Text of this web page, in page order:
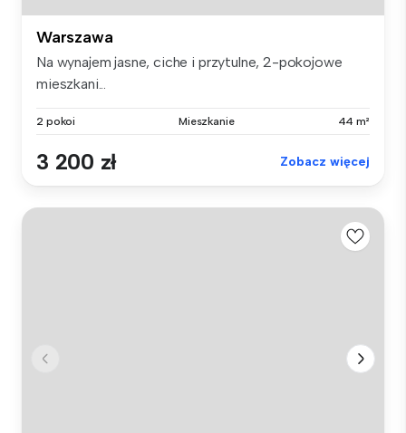
Warszawa
Na wynajem jasne, ciche i przytulne, 2-pokojowe
mieszkani...
2 pokoi Mieszkanie 44 m²
3 200 zł Zobacz więcej